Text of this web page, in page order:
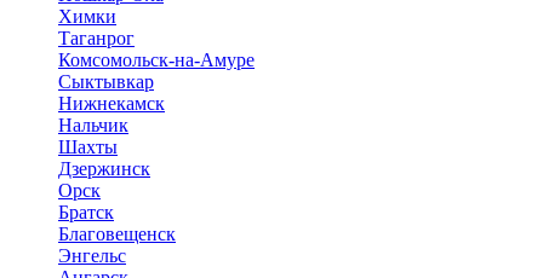
Химки
Таганрог
Комсомольск-на-Амуре
Сыктывкар
Нижнекамск
Нальчик
Шахты
Дзержинск
Орск
Братск
Благовещенск
Энгельс